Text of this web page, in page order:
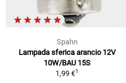
Spahn
Lampada sferica arancio 12V
10W/BAU 15S
1,99 €1